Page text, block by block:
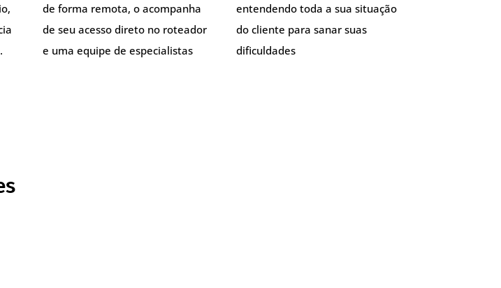
de forma remota, o acompanha
de seu acesso direto no roteador
e uma equipe de especialistas
entendendo toda a sua situação
do cliente para sanar suas
dificuldades